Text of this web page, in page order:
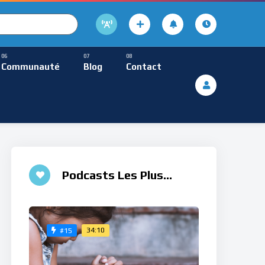
Lecture
Communauté Blog Contact
Méditative
Podcasts Les Plus
#15 34:10